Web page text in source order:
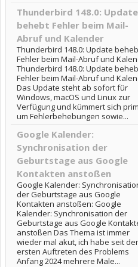
Thunderbird 148.0: Update
behebt Fehler beim Mail-
Abruf und Kalender
Thunderbird 148.0: Update
Fehler beim Mail-Abruf und
Thunderbird 148.0: Update
Fehler beim Mail-Abruf und
Das Update steht ab sofort für
Windows, macOS und Linux zur
Verfügung und kümmert sich
um Fehlerbehebungen sowie...
Google Kalender:
Synchronisation der
Geburtstage aus Google
Kontakten anstoßen
Google Kalender:
der Geburtstage aus Google
Kontakten anstoßen: Google
Kalender: Synchronisation der
Geburtstage aus Google
anstoßen Das Thema ist immer
wieder mal akut, ich habe seit
ersten Auftreten des Problems
Anfang 2024 mehrere Male...